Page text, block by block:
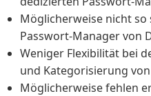
Möglicherweise nicht so
Passwort-Manager von
Weniger Flexibilität bei
und Kategorisierung
Möglicherweise fehlen